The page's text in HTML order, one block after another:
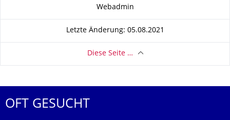
Webadmin
Letzte Änderung: 05.08.2021
Diese Seite …
OFT GESUCHT